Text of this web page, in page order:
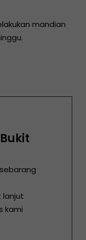
mandian
lanjut
kami